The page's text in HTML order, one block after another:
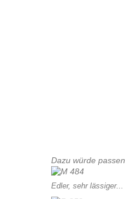
Dazu würde passen
Edler, sehr lässiger...